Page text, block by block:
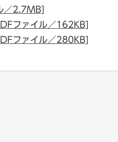
／2.7MB]
ファイル／162KB]
ファイル／280KB]